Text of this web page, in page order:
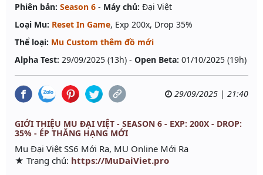
Phiên bản: Season 6 - Máy chủ: Đại Việt
Loại Mu: Reset In Game, Exp 200x, Drop 35%
Thể loại: Mu Custom thêm đồ mới
Alpha Test: 29/09/2025 (13h) - Open Beta: 01/10/2025 (19h)
29/09/2025 | 21:40
GIỚI THIỆU MU ĐẠI VIỆT - SEASON 6 - EXP: 200X - DROP:
35% - ÉP THĂNG HẠNG MỚI
Mu Đại Việt SS6 Mới Ra, MU Online Mới Ra
★ Trang chủ: https://MuDaiViet.pro